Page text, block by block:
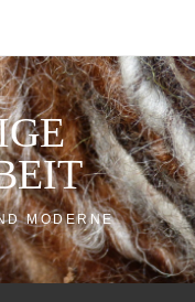
MODERNE